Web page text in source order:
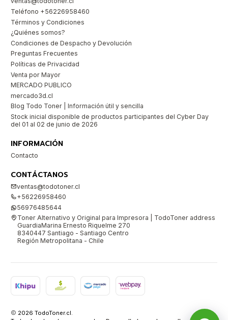
Teléfono +56226958460
Términos y Condiciones
¿Quiénes somos?
Condiciones de Despacho y Devolución
Preguntas Frecuentes
Políticas de Privacidad
Venta por Mayor
MERCADO PUBLICO
mercado3d.cl
Blog Todo Toner | Información útil y sencilla
Stock inicial disponible de productos participantes del Cyber Day
del 01 al 02 de junio de 2026
INFORMACIÓN
Contacto
CONTÁCTANOS
ventas@todotoner.cl
+56226958460
56976485644
Toner Alternativo y Original para Impresora | TodoToner address
GuardiaMarina Ernesto Riquelme 270
8340447 Santiago - Santiago Centro
Región Metropolitana - Chile
2026 TodoToner.cl.